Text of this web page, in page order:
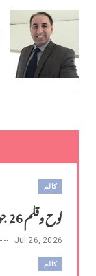
کالم
لوح وقلم 26 جولائی 2026
Jul 26, 2026
کالم